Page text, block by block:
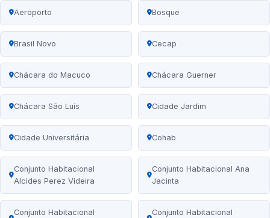
Aeroporto Bosque
Brasil Novo Cecap
Chácara do Macuco Chácara Guerner
Chácara São Luís Cidade Jardim
Cidade Universitária Cohab
Conjunto Habitacional
Alcides Perez Videira
Conjunto Habitacional Ana
Jacinta
Conjunto Habitacional
Conjunto Habitacional